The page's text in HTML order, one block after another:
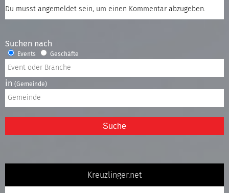
Du musst angemeldet sein, um einen Kommentar abzugeben.
Suchen nach
Events Geschäfte
in (Gemeinde)
Suche
Kreuzlinger.net